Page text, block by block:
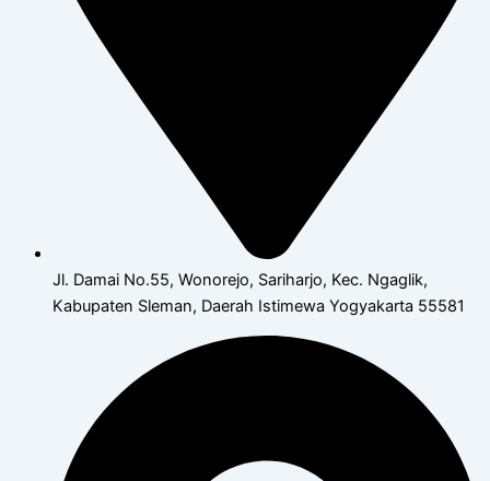
Jl. Damai No.55, Wonorejo, Sariharjo, Kec. Ngaglik,
Kabupaten Sleman, Daerah Istimewa Yogyakarta 55581